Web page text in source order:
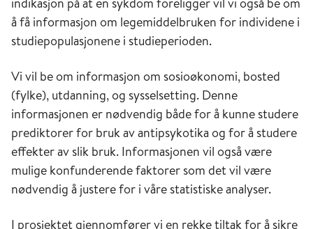
å få informasjon om legemiddelbruken for individene i
studiepopulasjonene i studieperioden.
Vi vil be om informasjon om sosioøkonomi, bosted
(fylke), utdanning, og sysselsetting. Denne
informasjonen er nødvendig både for å kunne studere
prediktorer for bruk av antipsykotika og for å studere
effekter av slik bruk. Informasjonen vil også være
mulige konfunderende faktorer som det vil være
nødvendig å justere for i våre statistiske analyser.
I prosjektet gjennomfører vi en rekke tiltak for å sikre